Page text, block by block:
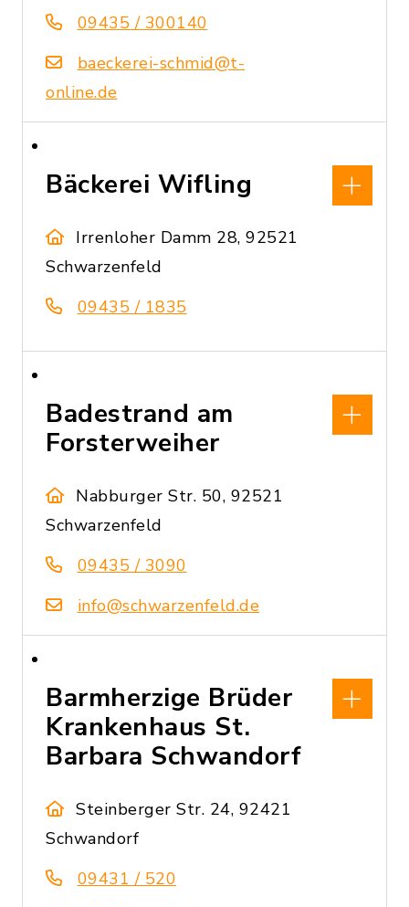
09435 / 300140
baeckerei-schmid@t-
online.de
Bäckerei Wifling
Irrenloher Damm 28, 92521
Schwarzenfeld
09435 / 1835
Badestrand am
Forsterweiher
Nabburger Str. 50, 92521
Schwarzenfeld
09435 / 3090
info@schwarzenfeld.de
Barmherzige Brüder
Krankenhaus St.
Barbara Schwandorf
Steinberger Str. 24, 92421
Schwandorf
09431 / 520